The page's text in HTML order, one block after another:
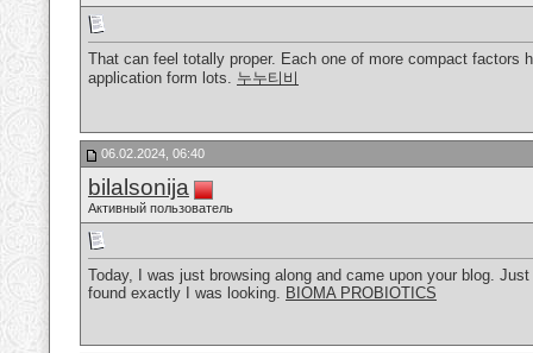
That can feel totally proper. Each one of more compact factors
application form lots. 누누티비
06.02.2024, 06:40
bilalsonija
Активный пользователь
Today, I was just browsing along and came upon your blog.
found exactly I was looking. BIOMA PROBIOTICS